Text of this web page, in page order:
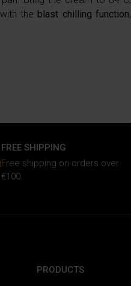
with the blast chilling function,
FREE SHIPPING
Free shipping on orders over
€100.
PRODUCTS